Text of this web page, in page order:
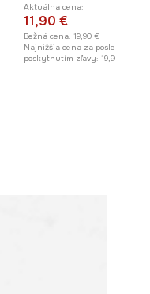
Aktuálna cena:
11,90 €
Bežná cena: 19,90 €
Najnižšia cena za posledných
poskytnutím zľavy: 19,90 €